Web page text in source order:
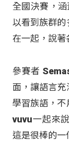
全國決賽，
以看到族群
在一起，說著
參賽者
面，讓語言
學習族語，
vuvu一起來
這是很棒的一